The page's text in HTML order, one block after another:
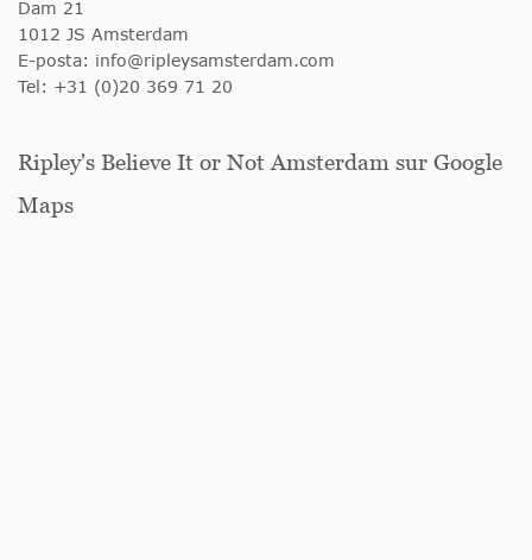
Dam 21
1012 JS Amsterdam
E-posta: info@ripleysamsterdam.com
Tel: +31 (0)20 369 71 20
Ripley's Believe It or Not Amsterdam sur Google
Maps